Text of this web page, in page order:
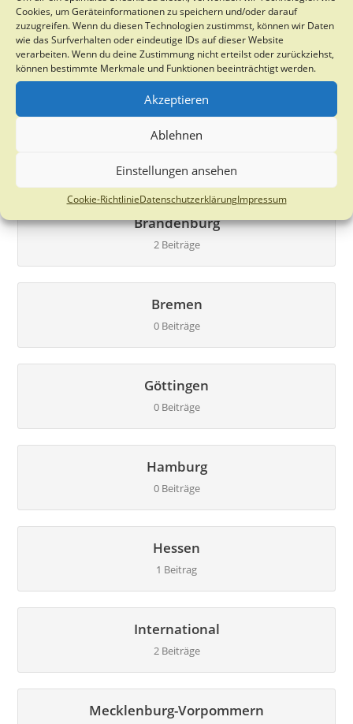
Cookies, um Geräteinformationen zu speichern und/oder darauf
zuzugreifen. Wenn du diesen Technologien zustimmst, können wir Daten
wie das Surfverhalten oder eindeutige IDs auf dieser Website
verarbeiten. Wenn du deine Zustimmung nicht erteilst oder zurückziehst,
können bestimmte Merkmale und Funktionen beeinträchtigt werden.
Akzeptieren
Ablehnen
Einstellungen ansehen
Cookie-RichtlinieDatenschutzerklärungImpressum
Bayern
27 Beiträge
Berlin
0 Beiträge
Brandenburg
2 Beiträge
Bremen
0 Beiträge
Göttingen
0 Beiträge
Hamburg
0 Beiträge
Hessen
1 Beitrag
International
2 Beiträge
Mecklenburg-Vorpommern